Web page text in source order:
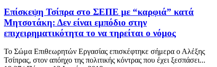
Επίσκεψη Τσίπρα στο ΣΕΠΕ με “καρφιά” κατά
Μητσοτάκη: Δεν είναι εμπόδιο στην
επιχειρηματικότητα το να τηρείται ο νόμος
Το Σώμα Επιθεωρητών Εργασίας επισκέφτηκε σήμερα ο Αλέξης
Τσίπρας, στον απόηχο της πολιτικής κόντρας που έχει ξεσπάσει...